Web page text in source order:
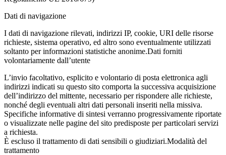
Dati di navigazione
I dati di navigazione rilevati, indirizzi IP, cookie, URI delle risorse
richieste, sistema operativo, ed altro sono eventualmente utilizzati
soltanto per informazioni statistiche anonime.Dati forniti
volontariamente dall’utente
L’invio facoltativo, esplicito e volontario di posta elettronica agli
indirizzi indicati su questo sito comporta la successiva acquisizione
dell’indirizzo del mittente, necessario per rispondere alle richieste,
nonché degli eventuali altri dati personali inseriti nella missiva.
Specifiche informative di sintesi verranno progressivamente riportate
o visualizzate nelle pagine del sito predisposte per particolari servizi
a richiesta.
È escluso il trattamento di dati sensibili o giudiziari.Modalità del
trattamento